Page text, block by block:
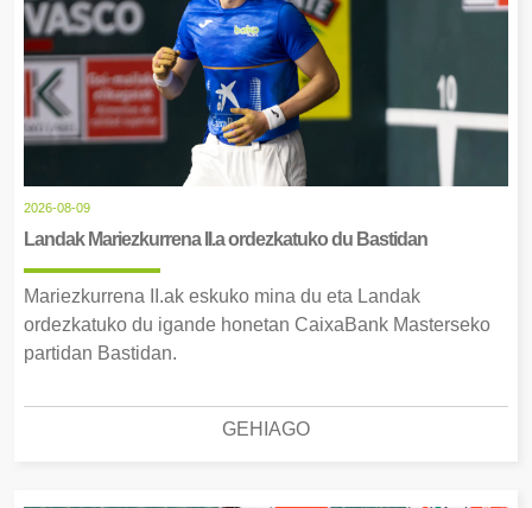
2026-08-09
Landak Mariezkurrena II.a ordezkatuko du Bastidan
Mariezkurrena II.ak eskuko mina du eta Landak
ordezkatuko du igande honetan CaixaBank Masterseko
partidan Bastidan.
GEHIAGO